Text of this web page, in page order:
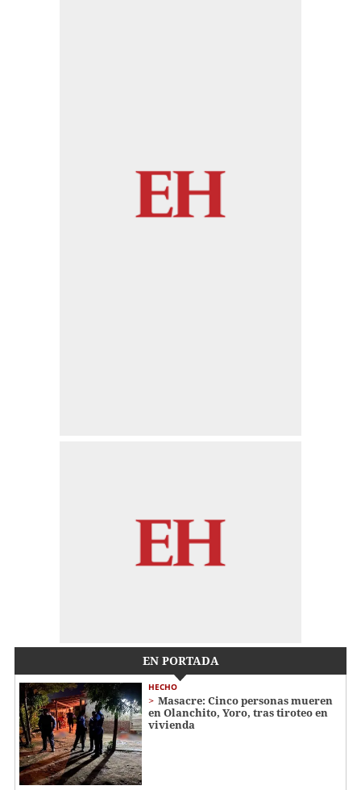
EN PORTADA
HECHO
Masacre: Cinco personas mueren
en Olanchito, Yoro, tras tiroteo en
vivienda